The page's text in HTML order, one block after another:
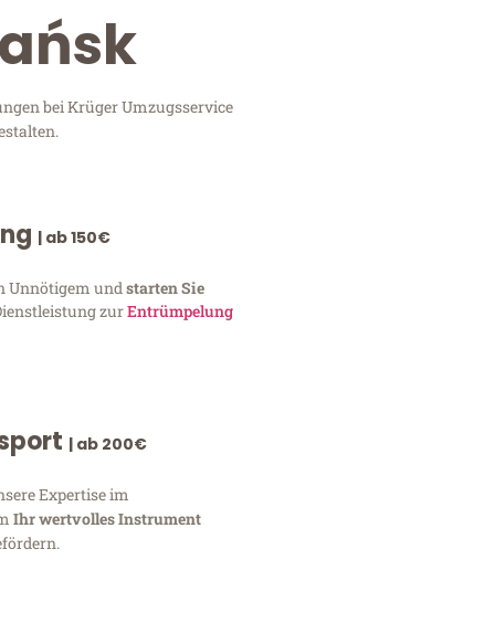
bei Krüger Umzugsservice
| ab 150€
Unnötigem und starten Sie
zurEntrümpelung
| ab 200€
Expertise im
Ihr wertvolles Instrument